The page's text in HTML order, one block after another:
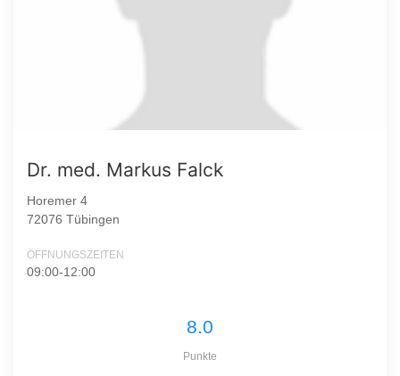
Dr. med. Markus Falck
Horemer 4
72076 Tübingen
ÖFFNUNGSZEITEN
09:00-12:00
8.0
Punkte